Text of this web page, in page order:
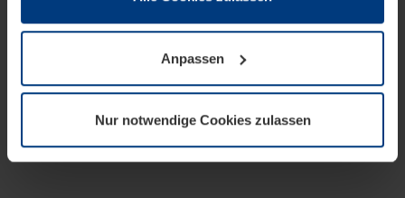
wenn diese für den Betrieb dieser Seite unbedingt
notwendig sind. Für alle anderen Cookie-Typen benötigen
wir Ihre Erlaubnis. Ihre Einwilligung können Sie jederzeit
Datenschutzerklärungunserer Website ändern oder
widerrufen.
Anpassen
Nur notwendige Cookies zulassen